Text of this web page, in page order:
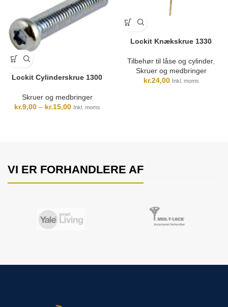
Lockit Cylinderskrue 1300
Skruer og medbringer
kr.9,00– kr.15,00 Inkl. moms
Lockit Knækskrue 1330
Tilbehør til låse og cylinder,
Skruer og medbringer
kr.24,00 Inkl. moms
VI ER FORHANDLERE AF